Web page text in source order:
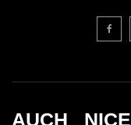
AUCH _NICE